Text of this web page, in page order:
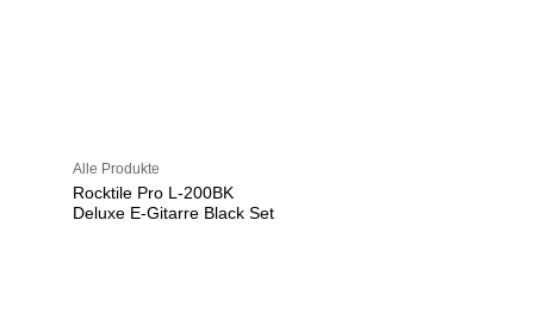
Alle Produkte
Rocktile Pro L-200BK
Deluxe E-Gitarre Black Set